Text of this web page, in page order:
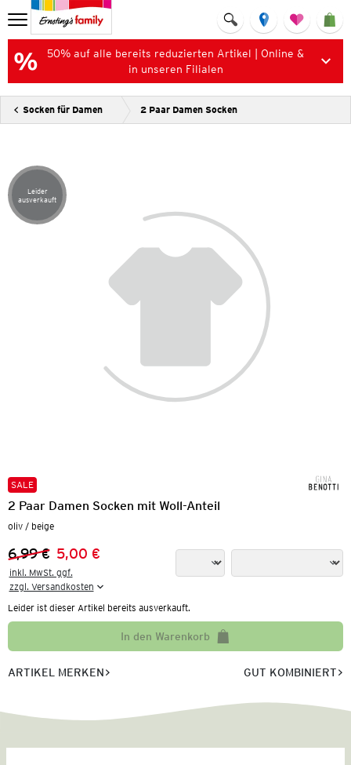
50% auf alle bereits reduzierten Artikel | Online &
in unseren Filialen
Socken für Damen 2 Paar Damen Socken
Artikel leider ausverkauft
Leider
ausverkauft
SALE
2 Paar Damen Socken mit Woll-Anteil
oliv / beige
Vorheriger Preis:
6,99 €
Neuer Preis:
5,00 €
inkl. MwSt. ggf.
zzgl. Versandkosten
Leider ist dieser Artikel bereits ausverkauft.
In den Warenkorb
ARTIKEL MERKEN GUT KOMBINIERT